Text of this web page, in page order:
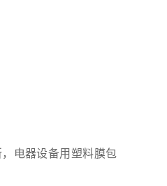
电器设备用塑料膜包